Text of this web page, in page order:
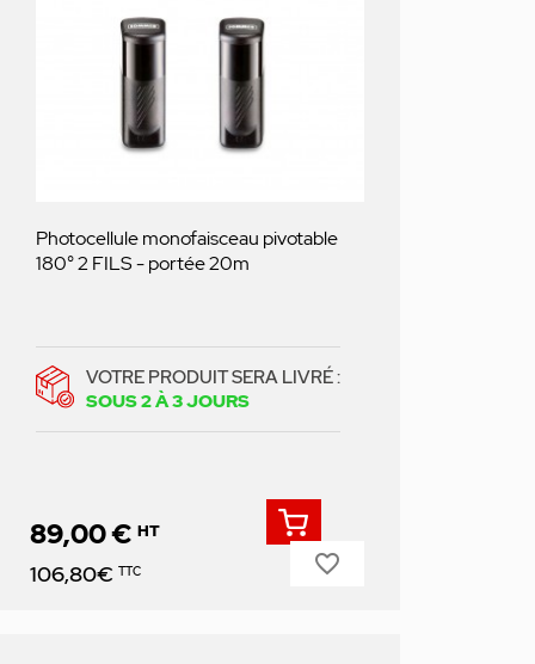
Photocellule monofaisceau pivotable
180° 2 FILS - portée 20m
VOTRE PRODUIT SERA LIVRÉ :
SOUS 2 À 3 JOURS
Prix
89,00 € HT
106,80€ TTC favorite_border